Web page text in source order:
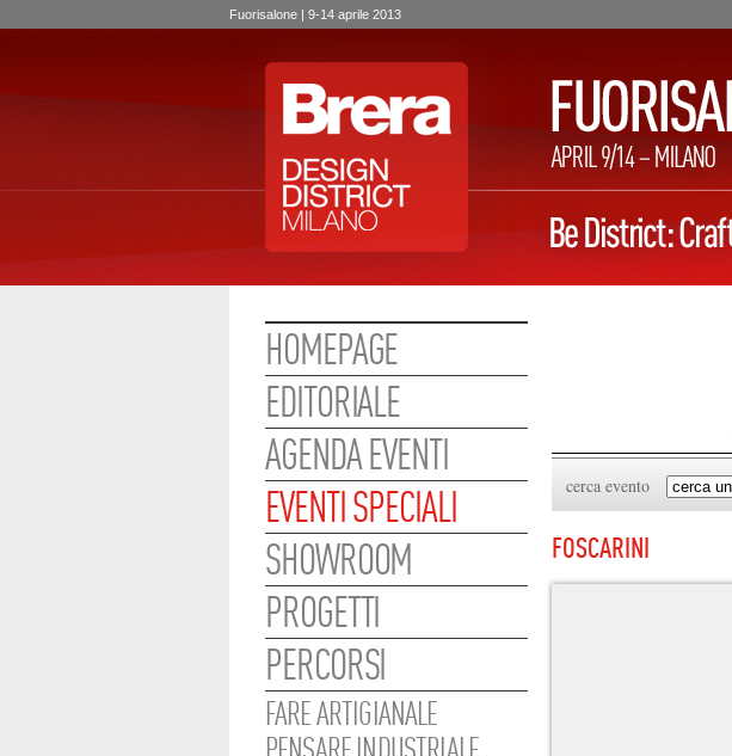
Fuorisalone | 9-14 aprile 2013
HOMEPAGE
EDITORIALE
AGENDA EVENTI
EVENTI SPECIALI
SHOWROOM
PROGETTI
PERCORSI
FARE ARTIGIANALE
PENSARE INDUSTRIALE
cerca evento
FOSCARINI